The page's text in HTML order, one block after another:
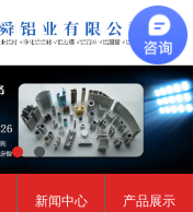
끀
新闻中心 产品展示